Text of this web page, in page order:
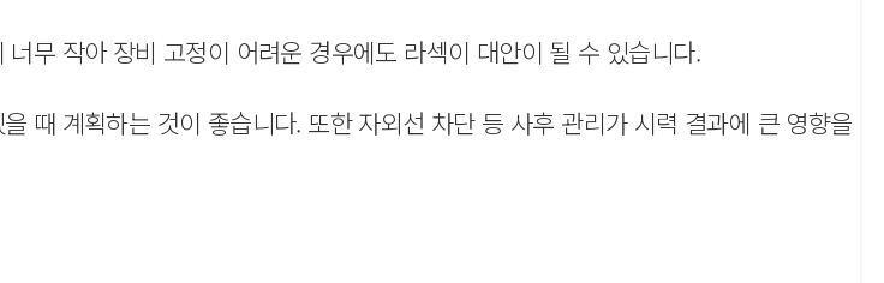
무 작아 장비 고정이 어려운 경우에도 라섹이 대안이 될 수 있습니다.
때 계획하는 것이 좋습니다. 또한 자외선 차단 등 사후 관리가 시력 결과에 큰 영향을